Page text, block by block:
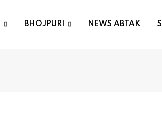
BHOJPURI NEWS ABTAK